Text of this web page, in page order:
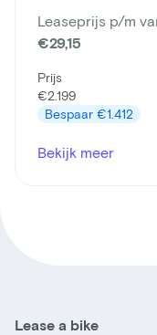
Leaseprijs p/m
€29,15
Prijs
€2.199
Bespaar €1.412
Bekijk meer
Lease a bike